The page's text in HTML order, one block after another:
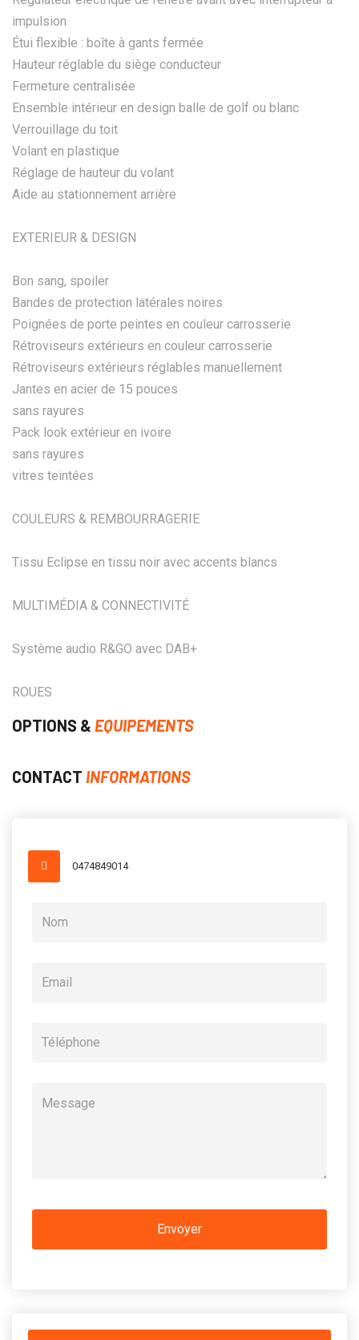
impulsion
Étui flexible : boîte à gants fermée
Hauteur réglable du siège conducteur
Fermeture centralisée
Ensemble intérieur en design balle de golf ou blanc
Verrouillage du toit
Volant en plastique
Réglage de hauteur du volant
Aide au stationnement arrière
EXTERIEUR & DESIGN
Bon sang, spoiler
Bandes de protection latérales noires
Poignées de porte peintes en couleur carrosserie
Rétroviseurs extérieurs en couleur carrosserie
Rétroviseurs extérieurs réglables manuellement
Jantes en acier de 15 pouces
sans rayures
Pack look extérieur en ivoire
sans rayures
vitres teintées
COULEURS & REMBOURRAGERIE
Tissu Eclipse en tissu noir avec accents blancs
MULTIMÉDIA & CONNECTIVITÉ
Système audio R&GO avec DAB+
ROUES
OPTIONS & EQUIPEMENTS
CONTACT INFORMATIONS
0474849014